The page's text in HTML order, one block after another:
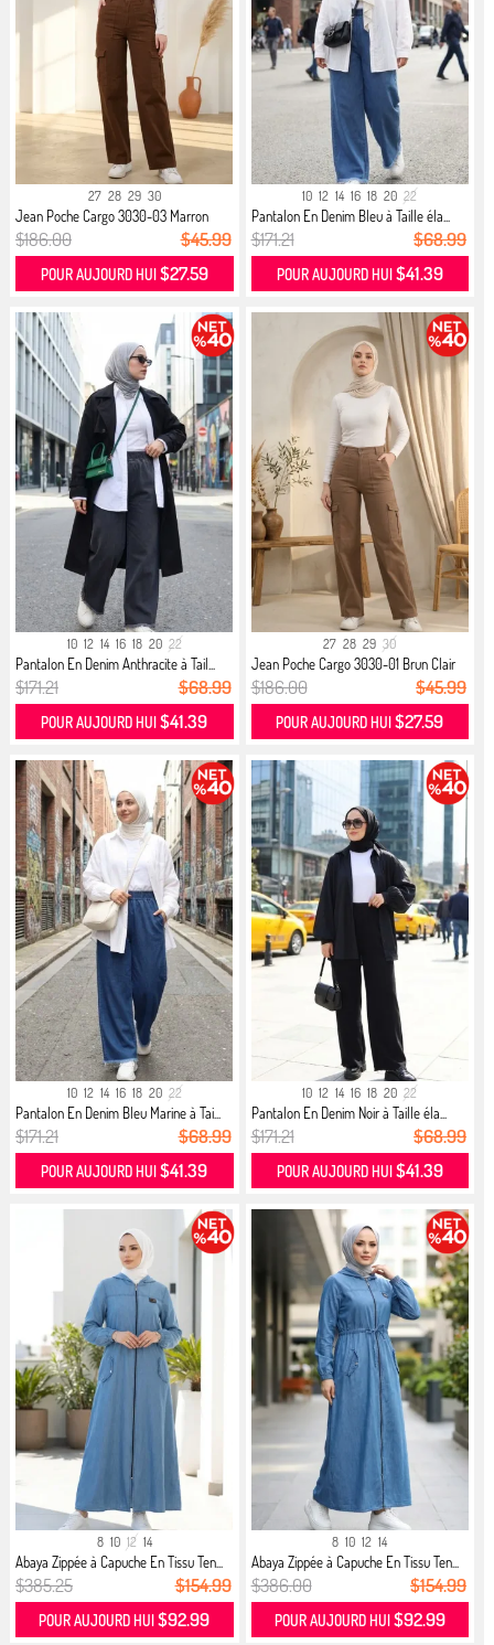
27 28 29 30
Jean Poche Cargo 3030-03 Marron
$186.00 $45.99
POUR AUJOURD HUI$27.59
10 12 14 16 18 20 22
Pantalon En Denim Bleu à Taille éla...
$171.21 $68.99
POUR AUJOURD HUI$41.39
10 12 14 16 18 20 22
Pantalon En Denim Anthracite à Tail...
$171.21 $68.99
POUR AUJOURD HUI$41.39
27 28 29 30
Jean Poche Cargo 3030-01 Brun Clair
$186.00 $45.99
POUR AUJOURD HUI$27.59
10 12 14 16 18 20 22
Pantalon En Denim Bleu Marine à Tai...
$171.21 $68.99
POUR AUJOURD HUI$41.39
10 12 14 16 18 20 22
Pantalon En Denim Noir à Taille éla...
$171.21 $68.99
POUR AUJOURD HUI $41.39
8 10 12 14
Abaya Zippée à Capuche En Tissu Ten...
$385.25 $154.99
POUR AUJOURD HUI$92.99
8 10 12 14
Abaya Zippée à Capuche En Tissu Ten...
$386.00 $154.99
POUR AUJOURD HUI $92.99